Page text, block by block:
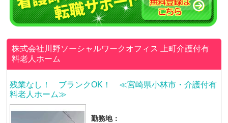
株式会社川野ソーシャルワークオフィス
上町介護付有
料老人ホーム
残業なし！ ブランクOK！ ≪宮崎県小林市・介護付有
料老人ホーム≫
勤務地：